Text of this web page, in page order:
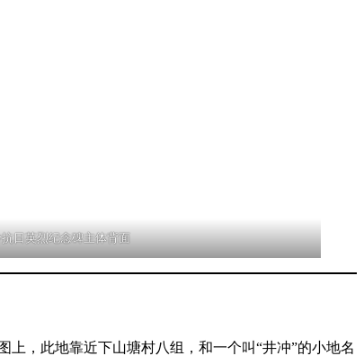
日英烈纪念碑主体背面
，此地靠近下山塘村八组，和一个叫“井冲”的小地名